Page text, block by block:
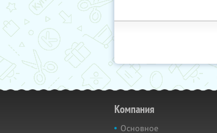
Компания
Основное